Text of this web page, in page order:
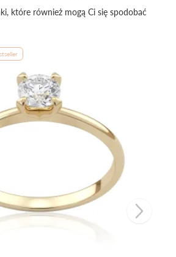
które również mogą Ci się spodobać